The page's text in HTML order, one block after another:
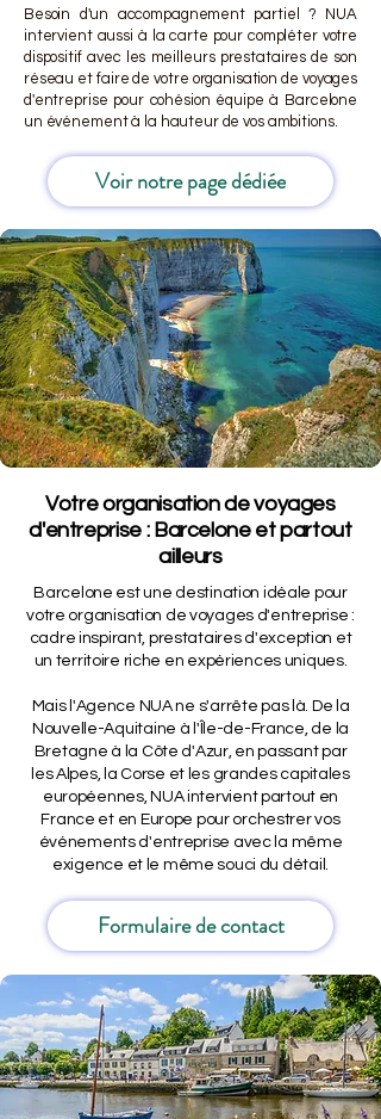
Besoin d'un accompagnement partiel ? NUA
intervient aussi à la carte pour compléter votre
dispositif avec les meilleurs prestataires de son
réseau et faire de votre organisation de voyages
d'entreprise pour cohésion équipe à Barcelone
un événement à la hauteur de vos ambitions.
Voir notre page dédiée
Votre organisation de voyages
d'entreprise : Barcelone et partout
ailleurs
Barcelone est une destination idéale pour
votre organisation de voyages d'entreprise :
cadre inspirant, prestataires d'exception et
un territoire riche en expériences uniques.
Mais l'Agence NUA ne s'arrête pas là. De la
Nouvelle-Aquitaine à l'Île-de-France, de la
Bretagne à la Côte d'Azur, en passant par
les Alpes, la Corse et les grandes capitales
européennes, NUA intervient partout en
France et en Europe pour orchestrer vos
événements d'entreprise avec la même
exigence et le même souci du détail.
Formulaire de contact